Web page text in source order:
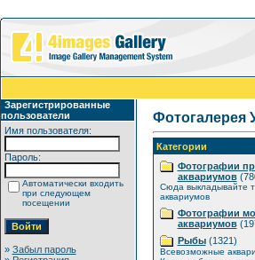
Зарегистрированные
пользователи
Имя пользователя:
Пароль:
Автоматически входить
при следующем
посещении
» Забыл пароль
Фотогалерея
Категории
Фотографии
аквариумов
Сюда выкладывайте
аквариумов
Фотографии
аквариумов
Рыбы(1321)
Всевозможные